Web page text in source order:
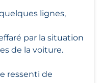
lignes,
par la situation
de la voiture.
ressenti de